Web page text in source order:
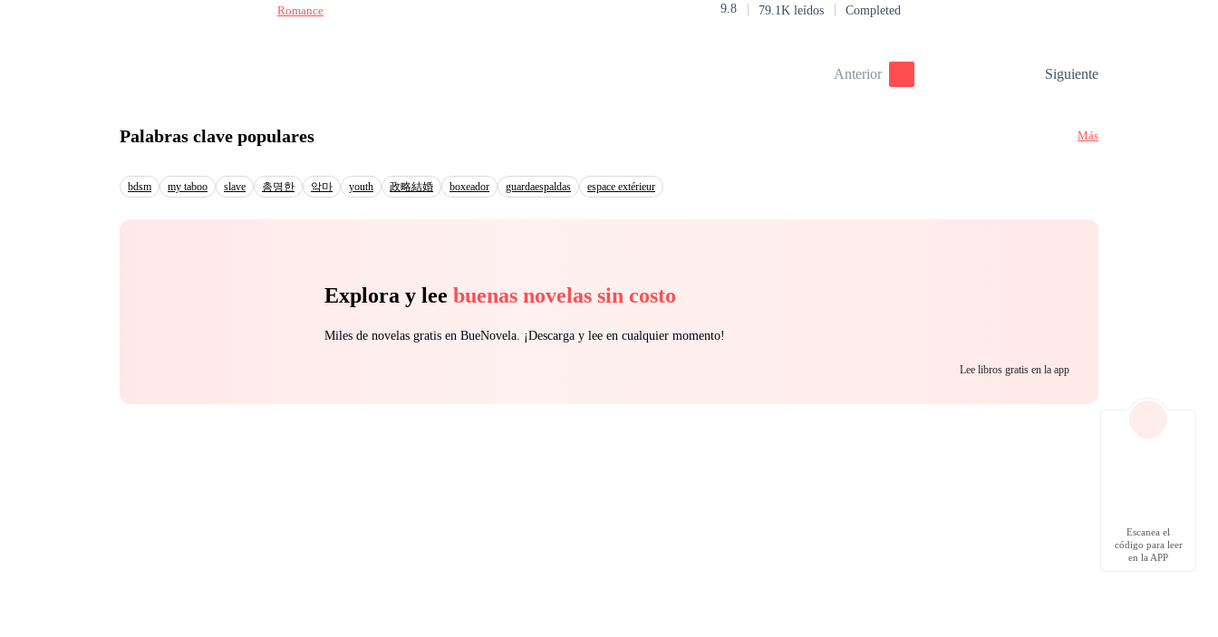
ningún hombre merece sacrificar su libertad ¿Lograrán estas almas solitarias unir sus vidas? ¿Podrá Angello
Romance 9.8 79.1K leídos Completed
Anterior Siguiente
Palabras clave populares Más
bdsm my taboo slave 총명한 악마 youth 政略結婚 boxeador guardaespaldas espace extérieur
Explora y lee buenas novelas sin costo
Miles de novelas gratis en BueNovela. ¡Descarga y lee en cualquier momento!
Lee libros gratis en la app
Escanea el
código para leer
en la APP